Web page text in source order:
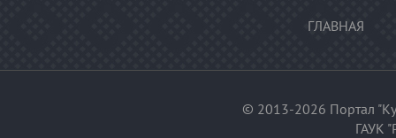
ГЛАВНАЯ
© 2013-2026 Портал
ГАУК